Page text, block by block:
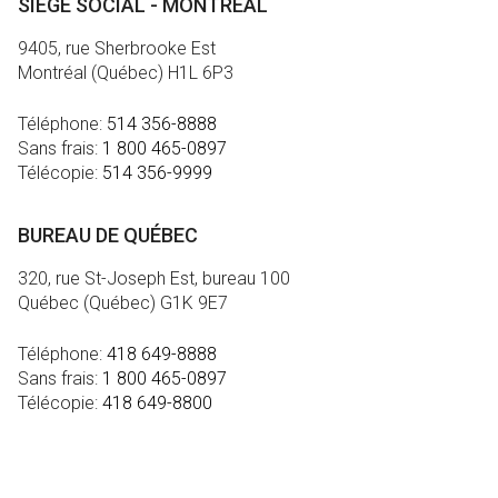
SIÈGE SOCIAL - MONTRÉAL
9405, rue Sherbrooke Est
Montréal (Québec) H1L 6P3
Téléphone: 514 356-8888
Sans frais: 1 800 465-0897
Télécopie: 514 356-9999
BUREAU DE QUÉBEC
320, rue St-Joseph Est, bureau 100
Québec (Québec) G1K 9E7
Téléphone: 418 649-8888
Sans frais: 1 800 465-0897
Télécopie: 418 649-8800